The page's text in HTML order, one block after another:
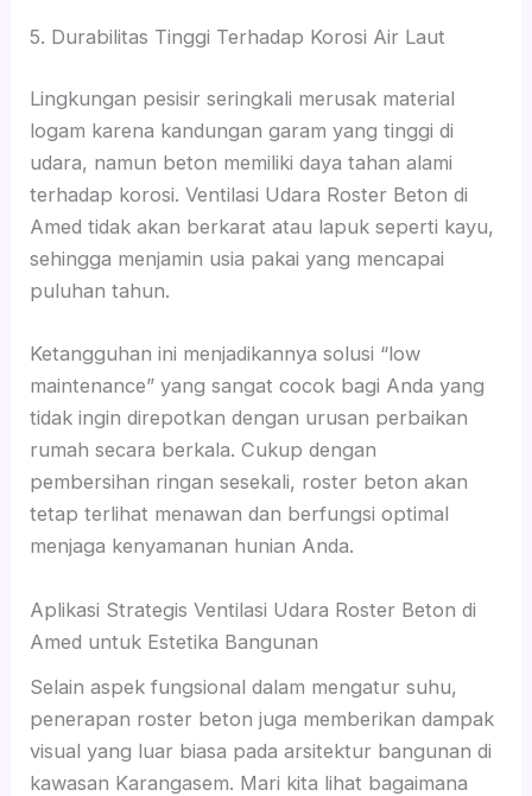
5. Durabilitas Tinggi Terhadap Korosi Air Laut
Lingkungan pesisir seringkali merusak material
logam karena kandungan garam yang tinggi di
udara, namun beton memiliki daya tahan alami
terhadap korosi. Ventilasi Udara Roster Beton di
Amed tidak akan berkarat atau lapuk seperti kayu,
sehingga menjamin usia pakai yang mencapai
puluhan tahun.
Ketangguhan ini menjadikannya solusi “low
maintenance” yang sangat cocok bagi Anda yang
tidak ingin direpotkan dengan urusan perbaikan
rumah secara berkala. Cukup dengan
pembersihan ringan sesekali, roster beton akan
tetap terlihat menawan dan berfungsi optimal
menjaga kenyamanan hunian Anda.
Aplikasi Strategis Ventilasi Udara Roster Beton di
Amed untuk Estetika Bangunan
Selain aspek fungsional dalam mengatur suhu,
penerapan roster beton juga memberikan dampak
visual yang luar biasa pada arsitektur bangunan di
kawasan Karangasem. Mari kita lihat bagaimana